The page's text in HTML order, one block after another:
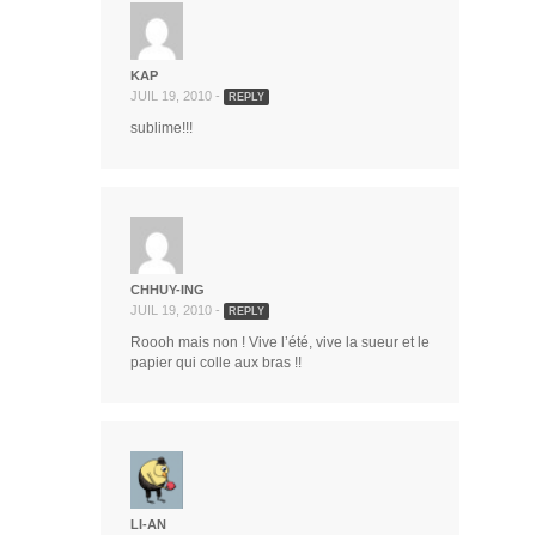
KAP
JUIL 19, 2010 -
REPLY
sublime!!!
CHHUY-ING
JUIL 19, 2010 -
REPLY
Roooh mais non ! Vive l’été, vive la sueur et le
papier qui colle aux bras !!
LI-AN